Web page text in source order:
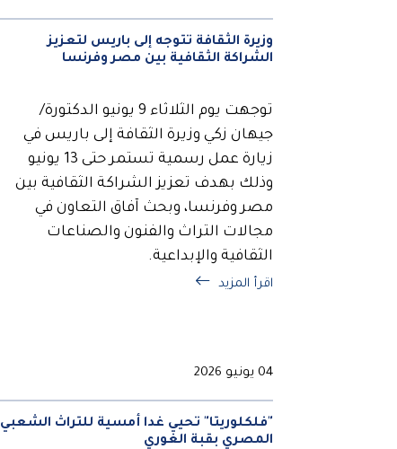
وزيرة الثقافة تتوجه إلى باريس لتعزيز
الشراكة الثقافية بين مصر وفرنسا
توجهت يوم الثلاثاء 9 يونيو الدكتورة/
جيهان زكي وزيرة الثقافة إلى باريس في
زيارة عمل رسمية تستمر حتى 13 يونيو
وذلك بهدف تعزيز الشراكة الثقافية بين
مصر وفرنسا، وبحث آفاق التعاون في
مجالات التراث والفنون والصناعات
الثقافية والإبداعية.
اقرأ المزيد
04 يونيو 2026
"فلكلوريتا" تحيي غدا أمسية للتراث الشعبي
المصري بقبة الغوري